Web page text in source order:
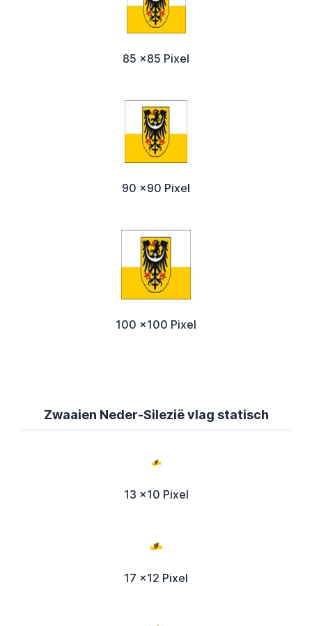
85 x85 Pixel
90 x90 Pixel
100 x100 Pixel
Zwaaien Neder-Silezië vlag statisch
13 x10 Pixel
17 x12 Pixel